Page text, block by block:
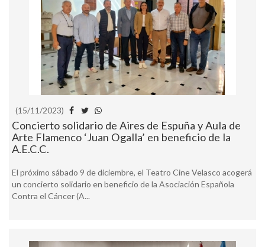
(15/11/2023)
Concierto solidario de Aires de Espuña y Aula de
Arte Flamenco ‘Juan Ogalla’ en beneficio de la
A.E.C.C.
El próximo sábado 9 de diciembre, el Teatro Cine Velasco acogerá
un concierto solidario en beneficio de la Asociación Española
Contra el Cáncer (A...